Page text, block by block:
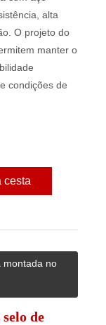
alta
O projeto do
manter o
condições de
cesta
montada no
de